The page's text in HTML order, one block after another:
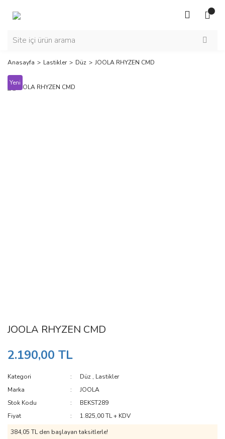
Anasayfa Lastikler Düz JOOLA RHYZEN CMD
Yeni
JOOLA RHYZEN CMD
2.190,00 TL
Kategori Düz , Lastikler
Marka
JOOLA
Stok Kodu
BEKST289
Fiyat
1.825,00 TL + KDV
384,05 TL den başlayan taksitlerle!